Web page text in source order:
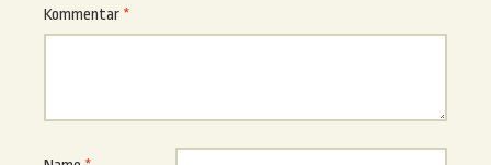
Kommentar *